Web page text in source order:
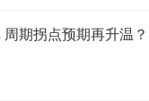
期拐点预期再升温？